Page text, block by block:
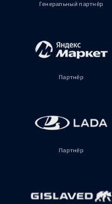
Генеральный партнёр
Партнёр
Партнёр